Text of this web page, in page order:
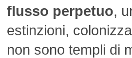
flusso perpetuo,
estinzioni,
non sono templi di